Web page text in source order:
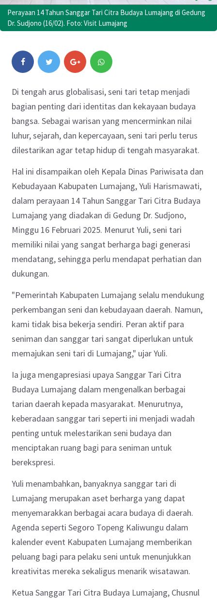
Perayaan 14 Tahun Sanggar Tari Citra Budaya Lumajang di Gedung
Dr. Sudjono (16/02). Foto: Visit Lumajang
Di tengah arus globalisasi, seni tari tetap menjadi
bagian penting dari identitas dan kekayaan budaya
bangsa. Sebagai warisan yang mencerminkan nilai
luhur, sejarah, dan kepercayaan, seni tari perlu terus
dilestarikan agar tetap hidup di tengah masyarakat.
Hal ini disampaikan oleh Kepala Dinas Pariwisata dan
Kebudayaan Kabupaten Lumajang, Yuli Harismawati,
dalam perayaan 14 Tahun Sanggar Tari Citra Budaya
Lumajang yang diadakan di Gedung Dr. Sudjono,
Minggu 16 Februari 2025. Menurut Yuli, seni tari
memiliki nilai yang sangat berharga bagi generasi
mendatang, sehingga perlu mendapat perhatian dan
dukungan.
"Pemerintah Kabupaten Lumajang selalu mendukung
perkembangan seni dan kebudayaan daerah. Namun,
kami tidak bisa bekerja sendiri. Peran aktif para
seniman dan sanggar tari sangat diperlukan untuk
memajukan seni tari di Lumajang," ujar Yuli.
Ia juga mengapresiasi upaya Sanggar Tari Citra
Budaya Lumajang dalam mengenalkan berbagai
tarian daerah kepada masyarakat. Menurutnya,
keberadaan sanggar tari seperti ini menjadi wadah
penting untuk melestarikan seni budaya dan
menciptakan ruang bagi para seniman untuk
berekspresi.
Yuli menambahkan, banyaknya sanggar tari di
Lumajang merupakan aset berharga yang dapat
menyemarakkan berbagai acara budaya di daerah.
Agenda seperti Segoro Topeng Kaliwungu dalam
kalender event Kabupaten Lumajang memberikan
peluang bagi para pelaku seni untuk menunjukkan
kreativitas mereka sekaligus menarik wisatawan.
Ketua Sanggar Tari Citra Budaya Lumajang, Chusnul